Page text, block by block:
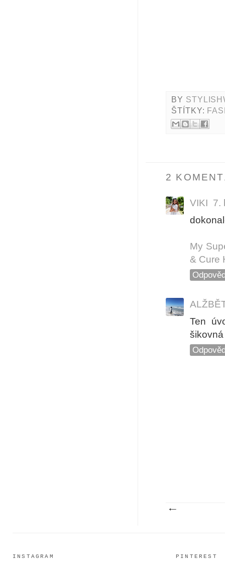
BY
ŠTÍTKY:
2
VIKI 7.
My
& Cure
Ten
INSTAGRAM PINTEREST